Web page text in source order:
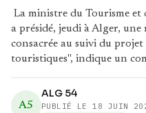
La ministre du Tourisme
a présidé, jeudi à Alger,
consacrée au suivi du
touristiques", indique un
A5
ALG 54
PUBLIÉ LE 18 JUIN